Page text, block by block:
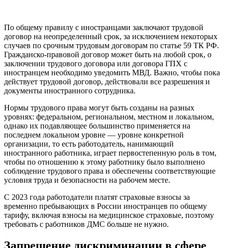
По общему правилу с иностранцами заключают трудовой
договор на неопределенный срок, за исключением некоторых
случаев по срочным трудовым договорам по статье 59 ТК РФ.
Гражданско-правовой договор может быть на любой срок, о
заключении трудового договора или договора ГПХ с
иностранцем необходимо уведомить МВД. Важно, чтобы пока
действует трудовой договор, действовали все разрешения и
документы иностранного сотрудника.
Нормы трудового права могут быть созданы на разных
уровнях: федеральном, региональном, местном и локальном,
однако их подавляющее большинство применяется на
последнем локальном уровне — уровне конкретной
организации, то есть работодатель, нанимающий
иностранного работника, играет первостепенную роль в том,
чтобы по отношению к этому работнику было выполнено
соблюдение трудового права и обеспечены соответствующие
условия труда и безопасности на рабочем месте.
С 2023 года работодатели платят страховые взносы за
временно пребывающих в России иностранцев по общему
тарифу, включая взносы на медицинское страховые, поэтому
требовать с работников ДМС больше не нужно.
Запрещение дискриминации в сфере